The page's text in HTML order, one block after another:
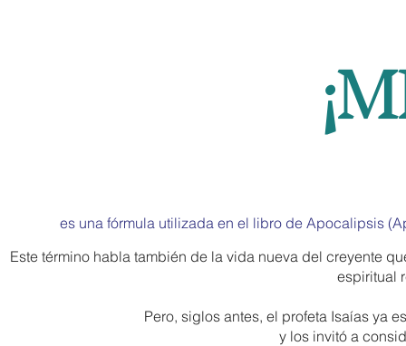
es una fórmula utilizada en el libro de Apocalipsis
Este término habla también de la vida nueva del creyente
espiritual
Pero, siglos antes, el profeta Isaías ya
y los invitó a